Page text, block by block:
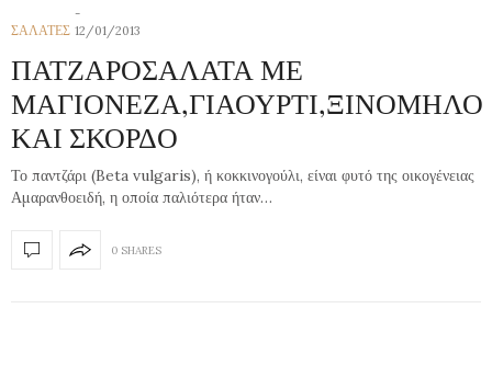
ΣΑΛΑΤΕΣ 12/01/2013
ΠΑΤΖΑΡΟΣΑΛΑΤΑ ΜΕ
ΜΑΓΙΟΝΕΖΑ,ΓΙΑΟΥΡΤΙ,ΞΙΝΟΜΗΛΟ
ΚΑΙ ΣΚΟΡΔΟ
Το παντζάρι (Beta vulgaris), ή κοκκινογούλι, είναι φυτό της οικογένειας
Αμαρανθοειδή, η οποία παλιότερα ήταν…
0 SHARES